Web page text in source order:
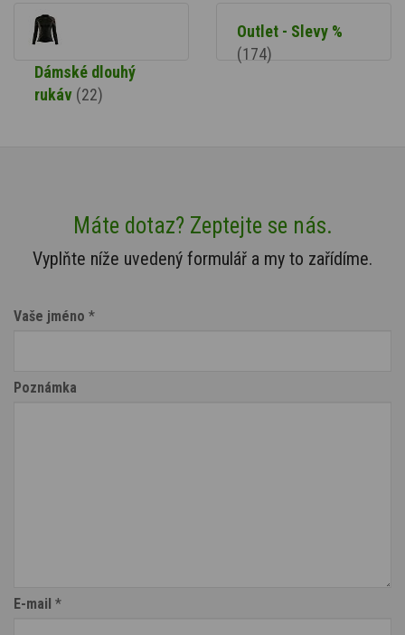
Dámské dlouhý
rukáv (22)
Outlet - Slevy %
(174)
Máte dotaz? Zeptejte se nás.
Vyplňte níže uvedený formulář a my to zařídíme.
Vaše jméno *
Poznámka
E-mail *